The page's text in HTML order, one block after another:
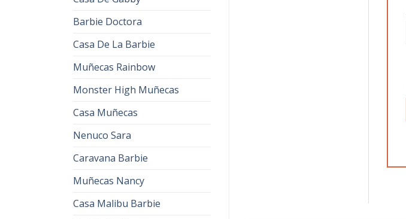
Barbie Doctora
Casa De La Barbie
Muñecas Rainbow
Monster High Muñecas
Casa Muñecas
Nenuco Sara
Caravana Barbie
Muñecas Nancy
Casa Malibu Barbie